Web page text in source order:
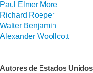
Paul Elmer More
Richard Roeper
Walter Benjamin
Alexander Woollcott
Autores de Estados Unidos